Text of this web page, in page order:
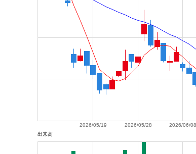
2026/06/08
2026/05/28
2026/05/19
出来高